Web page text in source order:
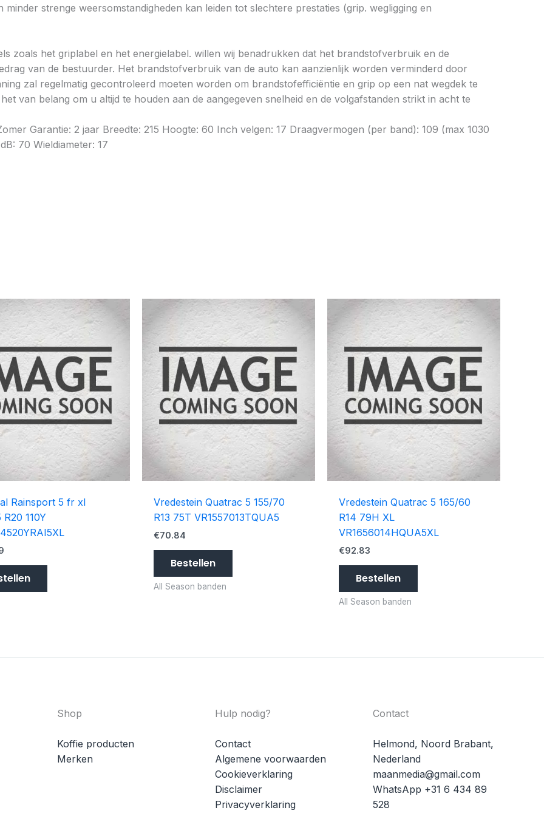
strenge weersomstandigheden kan leiden tot slechtere prestaties (grip. wegligging en
zoals het griplabel en het energielabel. willen wij benadrukken dat het brandstofverbruik en de
van de bestuurder. Het brandstofverbruik van de auto kan aanzienlijk worden verminderd door
zal regelmatig gecontroleerd moeten worden om brandstofefficiëntie en grip op een nat wegdek te
van belang om u altijd te houden aan de aangegeven snelheid en de volgafstanden strikt in acht te
Garantie: 2 jaar Breedte: 215 Hoogte: 60 Inch velgen: 17 Draagvermogen (per band): 109 (max 1030
70 Wieldiameter: 17
Rainsport 5 fr xl
110Y
Vredestein Quatrac 5 155/70
R13 75T VR1557013TQUA5
€70.84
Bestellen
All Season banden
Vredestein Quatrac 5 165/60
R14 79H XL
VR1656014HQUA5XL
€92.83
Bestellen
All Season banden
Shop
Koffie producten
Merken
Hulp nodig?
Contact
Algemene voorwaarden
Cookieverklaring
Disclaimer
Privacyverklaring
Contact
Helmond, Noord Brabant,
Nederland
maanmedia@gmail.com
WhatsApp +31 6 434 89
528